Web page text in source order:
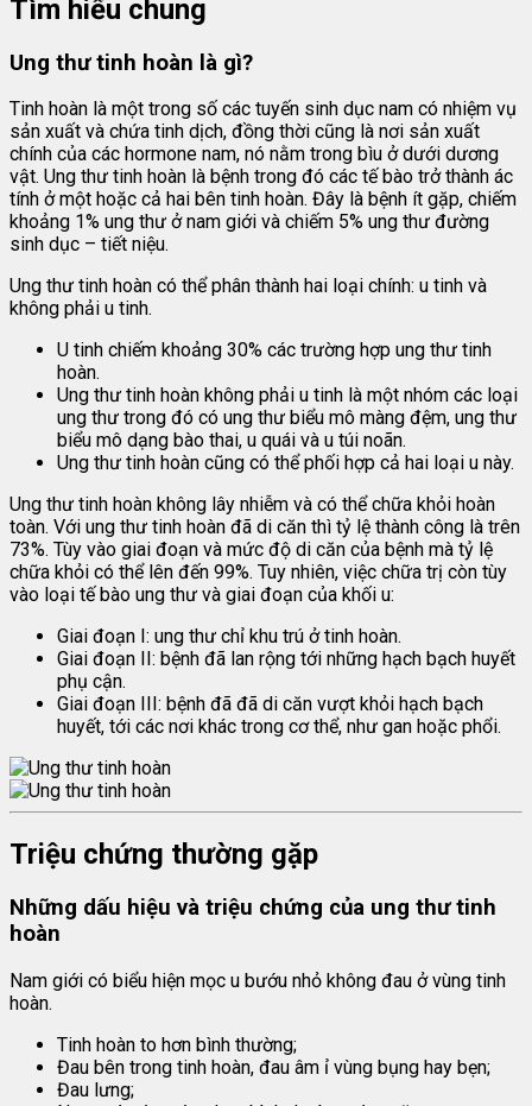
Tìm hiểu chung
Ung thư tinh hoàn là gì?
Tinh hoàn là một trong số các tuyến sinh dục nam có nhiệm vụ
sản xuất và chứa tinh dịch, đồng thời cũng là nơi sản xuất
chính của các hormone nam, nó nằm trong bìu ở dưới dương
vật. Ung thư tinh hoàn là bệnh trong đó các tế bào trở thành ác
tính ở một hoặc cả hai bên tinh hoàn. Đây là bệnh ít gặp, chiếm
khoảng 1% ung thư ở nam giới và chiếm 5% ung thư đường
sinh dục – tiết niệu.
Ung thư tinh hoàn có thể phân thành hai loại chính: u tinh và
không phải u tinh.
U tinh chiếm khoảng 30% các trường hợp ung thư tinh
hoàn.
Ung thư tinh hoàn không phải u tinh là một nhóm các loại
ung thư trong đó có ung thư biểu mô màng đệm, ung thư
biểu mô dạng bào thai, u quái và u túi noãn.
Ung thư tinh hoàn cũng có thể phối hợp cả hai loại u này.
Ung thư tinh hoàn không lây nhiễm và có thể chữa khỏi hoàn
toàn. Với ung thư tinh hoàn đã di căn thì tỷ lệ thành công là trên
73%. Tùy vào giai đoạn và mức độ di căn của bệnh mà tỷ lệ
chữa khỏi có thể lên đến 99%. Tuy nhiên, việc chữa trị còn tùy
vào loại tế bào ung thư và giai đoạn của khối u:
Giai đoạn I: ung thư chỉ khu trú ở tinh hoàn.
Giai đoạn II: bệnh đã lan rộng tới những hạch bạch huyết
phụ cận.
Giai đoạn III: bệnh đã đã di căn vượt khỏi hạch bạch
huyết, tới các nơi khác trong cơ thể, như gan hoặc phổi.
Triệu chứng thường gặp
Những dấu hiệu và triệu chứng của ung thư tinh
hoàn
Nam giới có biểu hiện mọc u bướu nhỏ không đau ở vùng tinh
hoàn.
Tinh hoàn to hơn bình thường;
Đau bên trong tinh hoàn, đau âm ỉ vùng bụng hay bẹn;
Đau lưng;